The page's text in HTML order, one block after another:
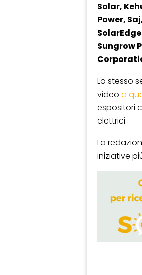
Solar,
Power,
Sungrow
Lo stesso
video a
espositori
elettrici.
La
iniziative